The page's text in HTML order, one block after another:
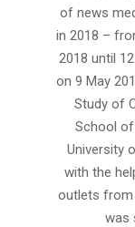
of news
in 2018 –
2018 until
on 9 May
Study of
School of
University
with the
outlets from
was